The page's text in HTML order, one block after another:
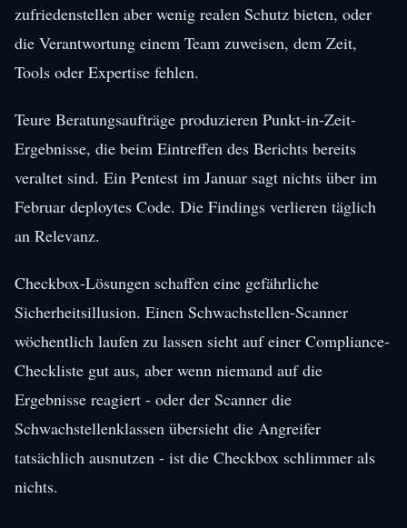
zufriedenstellen aber wenig realen Schutz bieten, oder
die Verantwortung einem Team zuweisen, dem Zeit,
Tools oder Expertise fehlen.
Teure Beratungsaufträge produzieren Punkt-in-Zeit-
Ergebnisse, die beim Eintreffen des Berichts bereits
veraltet sind. Ein Pentest im Januar sagt nichts über im
Februar deploytes Code. Die Findings verlieren täglich
an Relevanz.
Checkbox-Lösungen schaffen eine gefährliche
Sicherheitsillusion. Einen Schwachstellen-Scanner
wöchentlich laufen zu lassen sieht auf einer Compliance-
Checkliste gut aus, aber wenn niemand auf die
Ergebnisse reagiert - oder der Scanner die
Schwachstellenklassen übersieht die Angreifer
tatsächlich ausnutzen - ist die Checkbox schlimmer als
nichts.